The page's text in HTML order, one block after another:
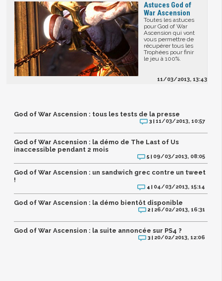
Astuces God of
War Ascension
Toutes les astuces
pour God of War
Ascension qui vont
vous permettre de
récupérer tous les
Trophées pour finir
le jeu à 100%.
11/03/2013, 13:43
God of War Ascension : tous les tests de la presse
3 | 11/03/2013, 10:57
God of War Ascension : la démo de The Last of Us
inaccessible pendant 2 mois
5 | 09/03/2013, 08:05
God of War Ascension : un sandwich grec contre un tweet
!
4 | 04/03/2013, 15:14
God of War Ascension : la démo bientôt disponible
2 | 26/02/2013, 16:31
God of War Ascension : la suite annoncée sur PS4 ?
3 | 20/02/2013, 12:06